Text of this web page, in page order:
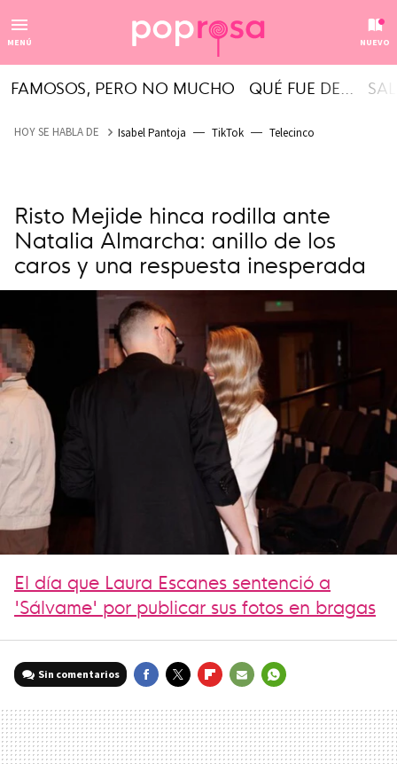
MENÚ NUEVO
FAMOSOS, PERO NO MUCHO QUÉ FUE DE...
HOY SE HABLA DE Isabel Pantoja TikTok Telecinco
Risto Mejide hinca rodilla ante
Natalia Almarcha: anillo de los
caros y una respuesta inesperada
El día que Laura Escanes sentenció a
'Sálvame' por publicar sus fotos en bragas
Sin comentarios
MAIL